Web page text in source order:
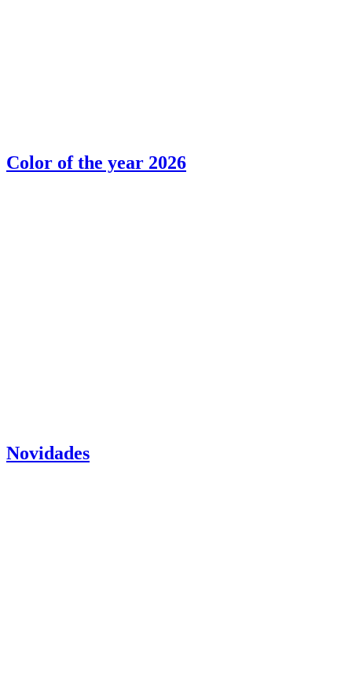
Color of the year 2026
Novidades